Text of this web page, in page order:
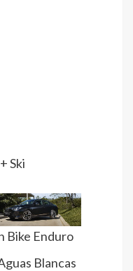
Ski
Bike Enduro
Blancas